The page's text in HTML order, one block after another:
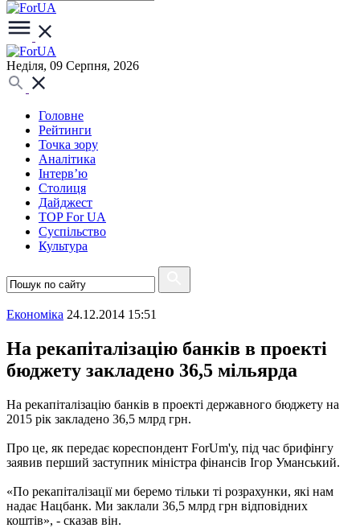
Неділя, 09 Серпня, 2026
Головне
Рейтинги
Точка зору
Аналітика
Інтерв’ю
Столиця
Дайджест
TOP For UA
Суспiльство
Культура
Економіка 24.12.2014 15:51
На рекапіталізацію банків в проекті
бюджету закладено 36,5 мільярда
На рекапіталізацію банків в проекті державного бюджету на
2015 рік закладено 36,5 млрд грн.
Про це, як передає кореспондент ForUm'у, під час брифінгу
заявив перший заступник міністра фінансів Ігор Уманський.
«По рекапіталізації ми беремо тільки ті розрахунки, які нам
надає Нацбанк. Ми заклали 36,5 млрд грн відповідних
коштів», - сказав він.